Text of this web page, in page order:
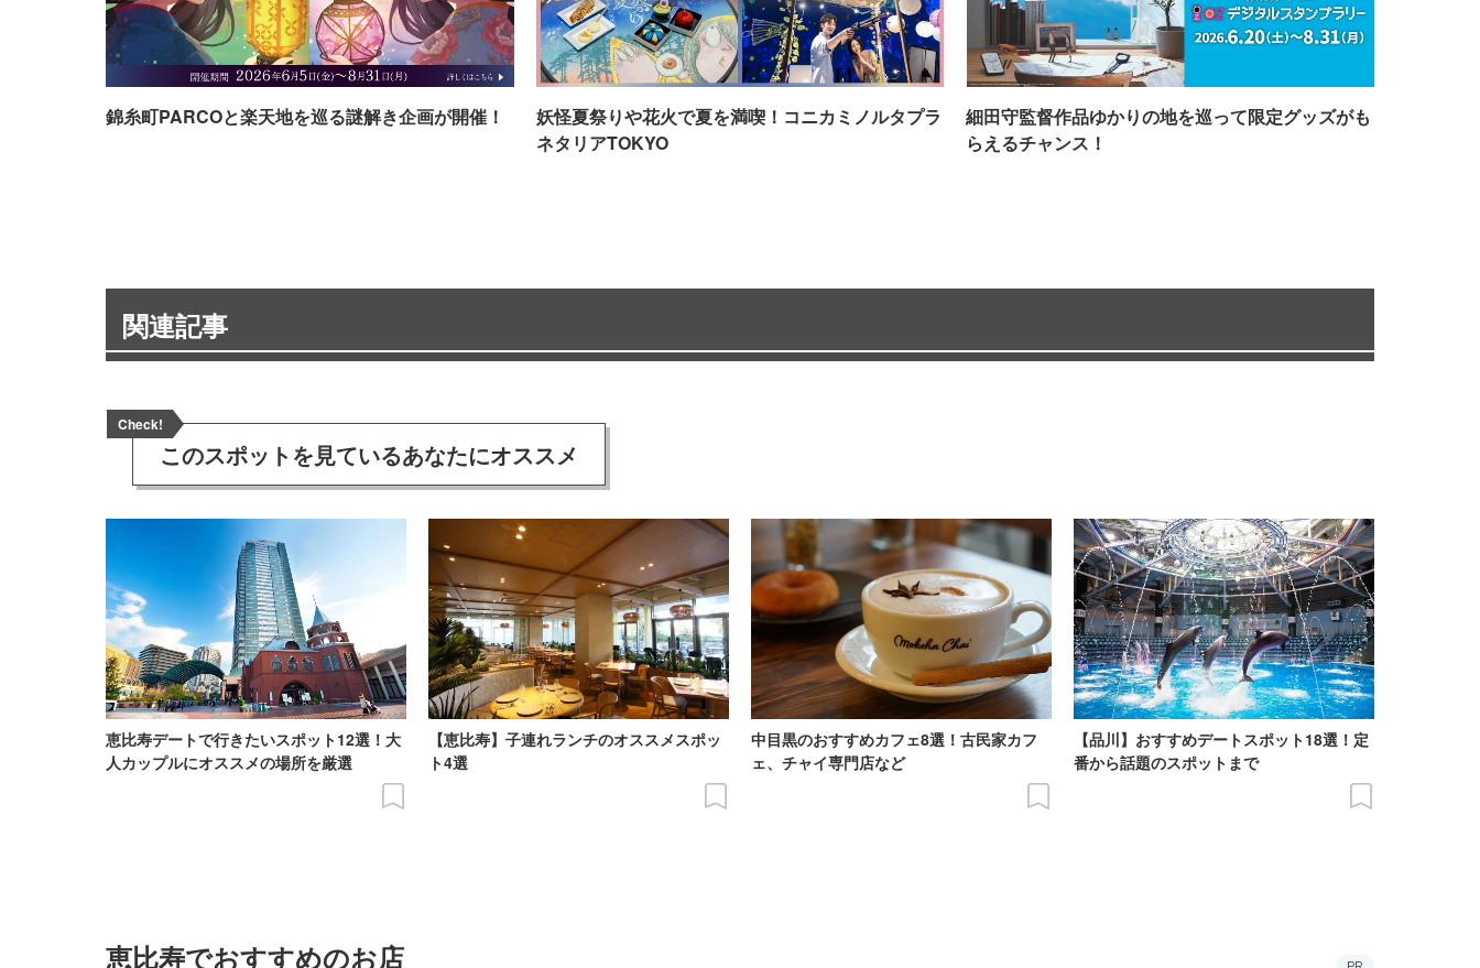
錦糸町PARCOと楽天地を巡る謎解き企画が開催！
妖怪夏祭りや花火で夏を満喫！コニカミノルタプラ
ネタリアTOKYO
細田守監督作品ゆかりの地を巡って限定グッズがも
らえるチャンス！
関連記事
Check!
このスポットを見ているあなたにオススメ
恵比寿デートで行きたいスポット12選！大
人カップルにオススメの場所を厳選
【恵比寿】子連れランチのオススメスポッ
ト4選
中目黒のおすすめカフェ8選！古民家カフ
ェ、チャイ専門店など
【品川】おすすめデートスポット18選！定
番から話題のスポットまで
恵比寿でおすすめのお店